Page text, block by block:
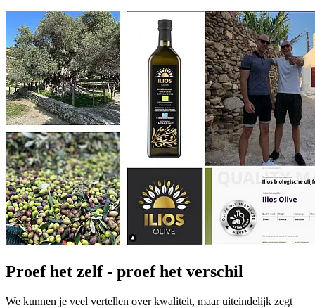
Proef het zelf - proef het verschil
We kunnen je veel vertellen over kwaliteit, maar uiteindelijk zegt